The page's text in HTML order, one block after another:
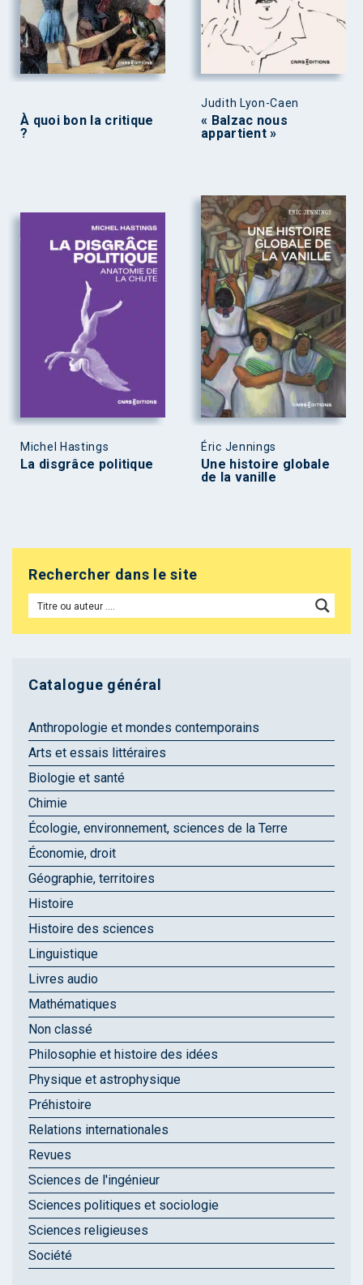
À quoi bon la critique
?
Judith Lyon-Caen
« Balzac nous
appartient »
Michel Hastings
La disgrâce politique
Éric Jennings
Une histoire globale
de la vanille
Rechercher dans le site
Catalogue général
Anthropologie et mondes contemporains
Arts et essais littéraires
Biologie et santé
Chimie
Écologie, environnement, sciences de la Terre
Économie, droit
Géographie, territoires
Histoire
Histoire des sciences
Linguistique
Livres audio
Mathématiques
Non classé
Philosophie et histoire des idées
Physique et astrophysique
Préhistoire
Relations internationales
Revues
Sciences de l'ingénieur
Sciences politiques et sociologie
Sciences religieuses
Société